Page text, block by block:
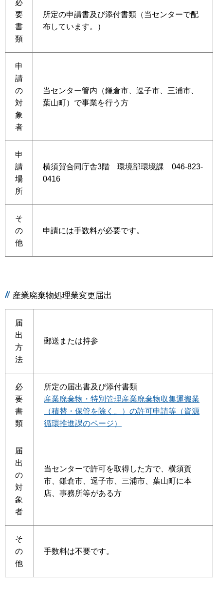
必
要
書
類
所定の申請書及び添付書類（当センターで配
布しています。）
申
請
の
対
象
者
当センター管内（鎌倉市、逗子市、三浦市、
葉山町）で事業を行う方
申
請
場
所
横須賀合同庁舎3階 環境部環境課 046-823-
0416
そ
の
他
申請には手数料が必要です。
産業廃棄物処理業変更届出
届
出
方
法
郵送または持参
必
要
書
類
所定の届出書及び添付書類
産業廃棄物・特別管理産業廃棄物収集運搬業
（積替・保管を除く。）の許可申請等（資源
循環推進課のページ）
届
出
の
対
象
者
当センターで許可を取得した方で、横須賀
市、鎌倉市、逗子市、三浦市、葉山町に本
店、事務所等がある方
そ
の
他
手数料は不要です。